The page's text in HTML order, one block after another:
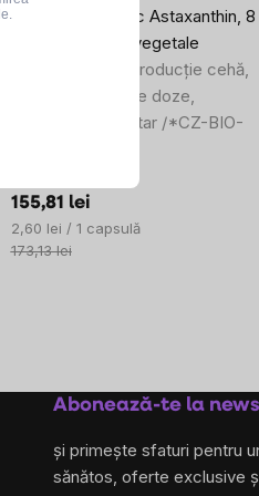
BrainMax Organic Astaxanthin, 8
mg, 60 capsule vegetale
Astaxantină din producție cehă,
calitate bio, 60 de doze,
supliment alimentar /*CZ-BIO-
155,81 lei
Evaluare
preţ:
2,60 lei / 1 capsulă
173,13 lei
Abonează-te la
și primește sfaturi pentru
sănătos, oferte exclusive